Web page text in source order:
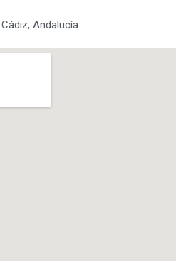
Andalucía